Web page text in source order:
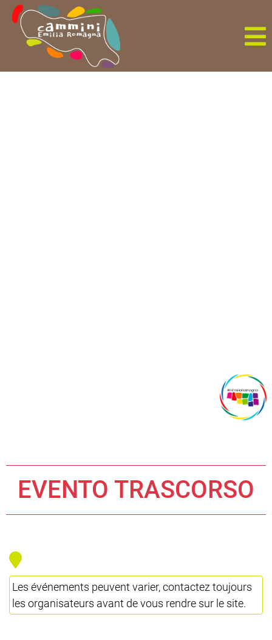
EVENTO TRASCORSO
Les événements peuvent varier, contactez toujours
les organisateurs avant de vous rendre sur le site.